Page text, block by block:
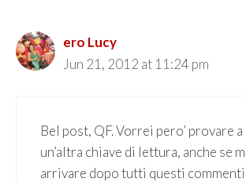
ero Lucy
Jun 21, 2012 at 11:24 pm
Bel post, QF. Vorrei pero’ provare
un’altra chiave di lettura, anche se
arrivare dopo tutti questi commenti